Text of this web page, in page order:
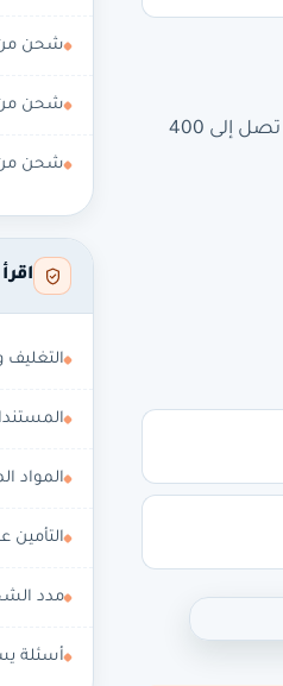
أقصى حمولة لأكبر طائرة شحن تصل إلى 600 طن من البضائع، بينما يمكن للسفينة البحرية أن تحمل حمولة تصل إلى 400
شحن من
شحن من
شحن من
التغليف
المواد
التأمين
مدد
أسئلة